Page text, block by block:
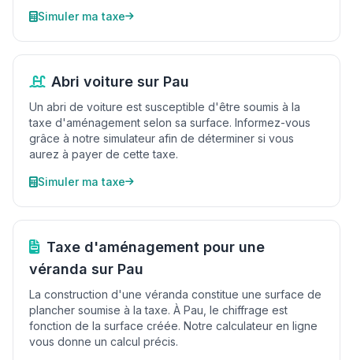
Simuler ma taxe
Abri voiture sur Pau
Un abri de voiture est susceptible d'être soumis à la
taxe d'aménagement selon sa surface. Informez-vous
grâce à notre simulateur afin de déterminer si vous
aurez à payer de cette taxe.
Simuler ma taxe
Taxe d'aménagement pour une
véranda sur Pau
La construction d'une véranda constitue une surface de
plancher soumise à la taxe. À Pau, le chiffrage est
fonction de la surface créée. Notre calculateur en ligne
vous donne un calcul précis.